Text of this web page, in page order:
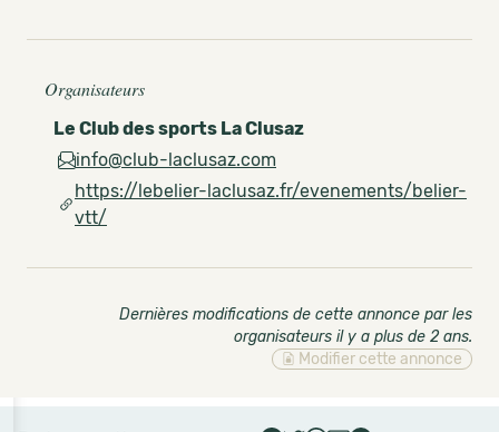
Organisateurs
Le Club des sports La Clusaz
info@club-laclusaz.com
https://lebelier-laclusaz.fr/evenements/belier-
vtt/
Dernières modifications de cette annonce par les
organisateurs il y a plus de 2 ans.
Modifier cette annonce